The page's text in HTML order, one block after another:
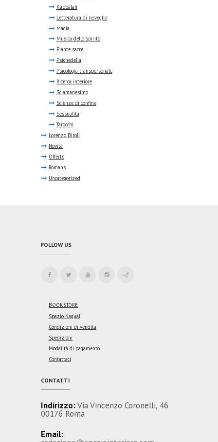
Kabbalah
Letteratura di risveglio
Magia
Musica dello spirito
Piante sacre
Psichedelia
Psicologia transpersonale
Ricerca interiore
Sciamanesimo
Scienze di confine
Sessualità
Tarocchi
Lorenzo Biroli
Novità
Offerte
Romans
Uncategorized
FOLLOW US
BOOKSTORE
Spazio Nagual
Condizioni di vendita
Spedizioni
Modalità di pagamento
Contattaci
CONTATTI
Indirizzo:Via Vincenzo Coronelli, 46
00176 Roma
Email: